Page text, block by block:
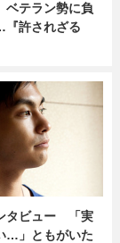
ベテラン勢に負
許されざる
タビュー 「実
…」ともがいた